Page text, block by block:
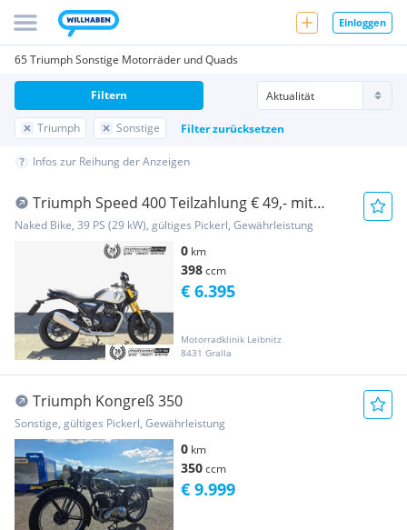
Einloggen
65 Triumph Sonstige Motorräder und Quads
Triumph Sonstige Filter zurücksetzen
Filtern
Infos zur Reihung der Anzeigen
Triumph Speed 400 Teilzahlung € 49,- mit
Garantie Aktio...
Naked Bike, 39 PS (29 kW), gültiges Pickerl, Gewährleistung
0 km
398ccm
Motorradklinik Leibnitz
8431 Gralla
€ 6.395
Triumph Kongreß 350
Sonstige, gültiges Pickerl, Gewährleistung
0 km
350ccm
€ 9.999